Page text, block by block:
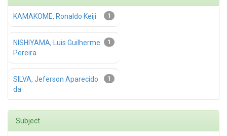
1
KAMAKOME, Ronaldo Keiji
1
NISHIYAMA, Luis Guilherme
Pereira
1
SILVA, Jeferson Aparecido
da
Subject